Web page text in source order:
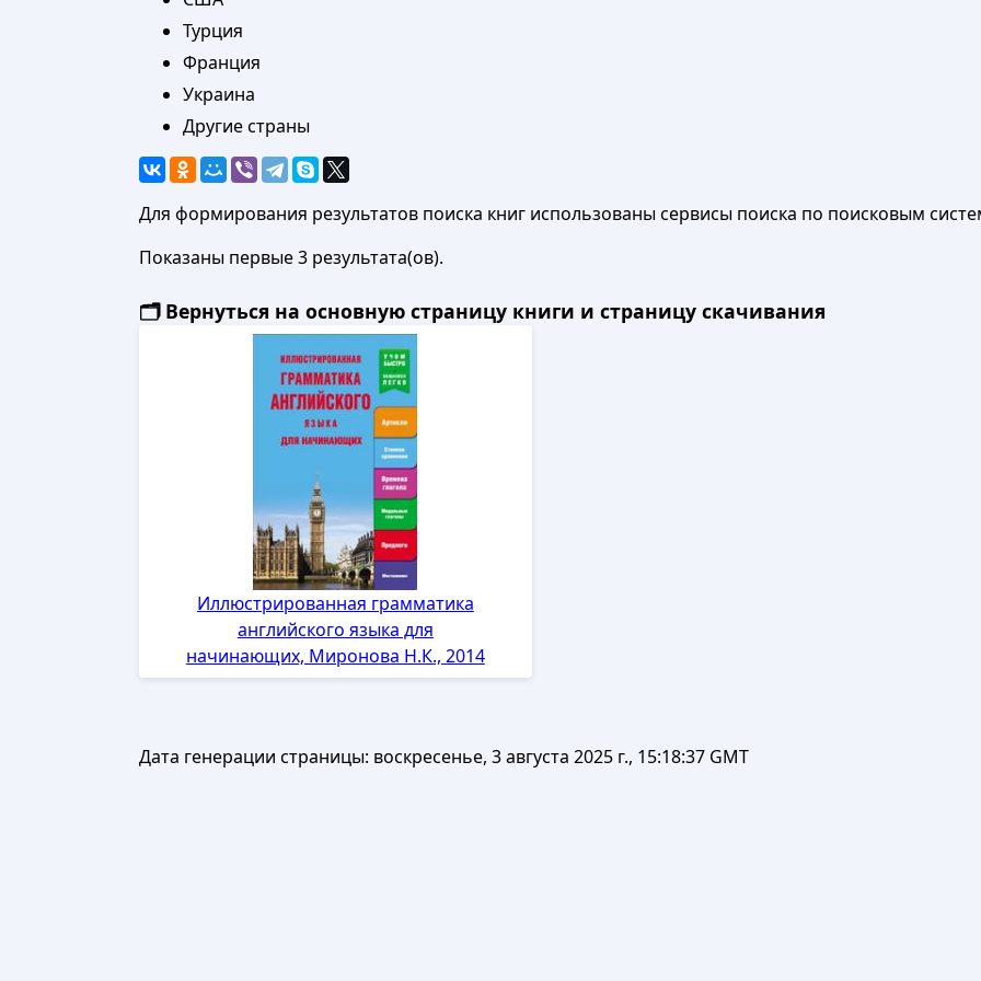
Турция
Франция
Украина
Другие страны
Для формирования результатов поиска книг использованы сервисы поиска по поисковым
Показаны первые 3 результата(ов).
🗂️ Вернуться на основную страницу книги и страницу скачивания
Иллюстрированная грамматика
английского языка для
начинающих, Миронова Н.К., 2014
Дата генерации страницы: воскресенье, 3 августа 2025 г., 15:18:37 GMT